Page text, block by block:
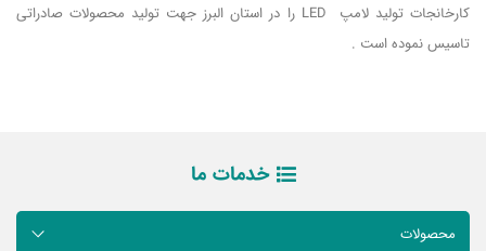
کارخانجات تولید لامپ LED را در استان البرز جهت تولید محصولات صادراتی
تاسیس نموده است .
خدمات ما
محصولات